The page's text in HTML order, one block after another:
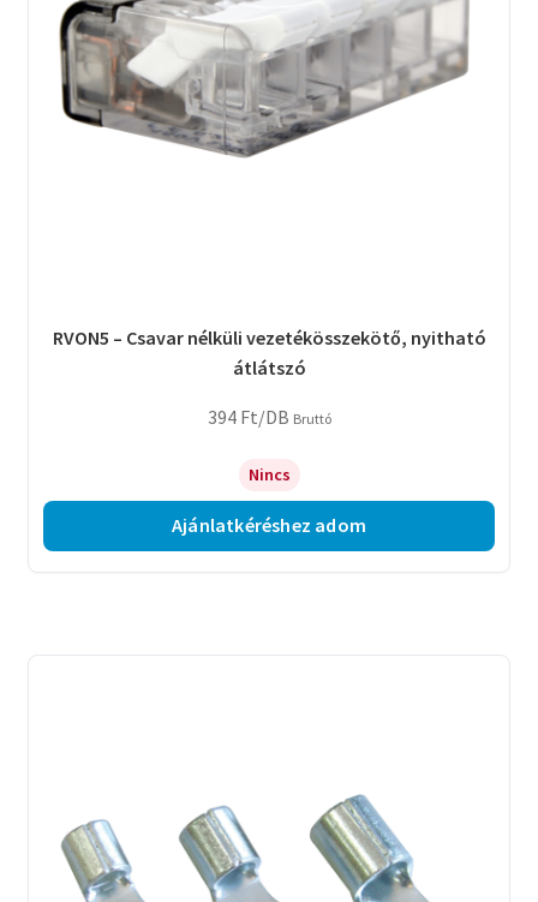
RVON5 – Csavar nélküli vezetékösszekötő, nyitható
átlátszó
394 Ft/DB Bruttó
Nincs
Ajánlatkéréshez adom